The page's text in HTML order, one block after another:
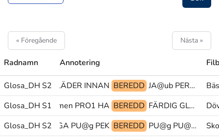
« Föregående Nästa »
Radnamn Annotering
Glosa_DH S2
NY REGNA^KLÄDER INNAN BEREDD JA@ub PERF ANVÄNDA
Glosa_DH S1mtyp:men PRO1 HA BEREDD FÄRDIG GLOSA:ÖRONPROPP PRO1
Glosa_DH S2SÄGA PU@g PEK BEREDD PU@g PU@g PEK